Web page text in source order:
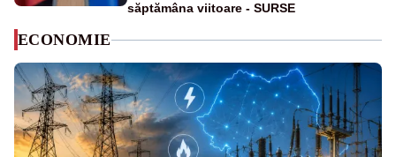
săptămâna viitoare - SURSE
ECONOMIE